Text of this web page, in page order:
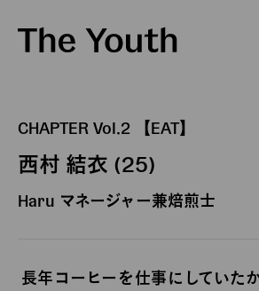
CHAPTER Vol.2 【EAT】
西村 結衣 (25)
Haru マネージャー兼焙煎士
長年コーヒーを仕事にしていた